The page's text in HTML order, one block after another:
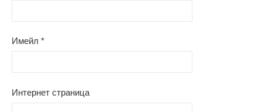
Имейл *
Интернет страница